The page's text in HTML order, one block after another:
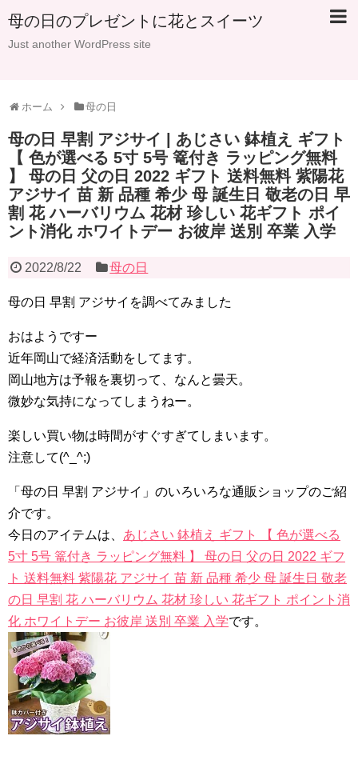
母の日のプレゼントに花とスイーツ
Just another WordPress site
ホーム 母の日
母の日 早割 アジサイ | あじさい 鉢植え ギフト
【 色が選べる 5寸 5号 篭付き ラッピング無料
】 母の日 父の日 2022 ギフト 送料無料 紫陽花
アジサイ 苗 新 品種 希少 母 誕生日 敬老の日 早
割 花 ハーバリウム 花材 珍しい 花ギフト ポイ
ント消化 ホワイトデー お彼岸 送別 卒業 入学
2022/8/22 母の日
母の日 早割 アジサイを調べてみました
おはようですー
近年岡山で経済活動をしてます。
岡山地方は予報を裏切って、なんと曇天。
微妙な気持になってしまうねー。
楽しい買い物は時間がすぐすぎてしまいます。
注意して(^_^;)
「母の日 早割 アジサイ」のいろいろな通販ショップのご紹
介です。
今日のアイテムは、 あじさい 鉢植え ギフト 【 色が選べる
5寸 5号 篭付き ラッピング無料 】 母の日 父の日 2022 ギフ
ト 送料無料 紫陽花 アジサイ 苗 新 品種 希少 母 誕生日 敬老
の日 早割 花 ハーバリウム 花材 珍しい 花ギフト ポイント消
化 ホワイトデー お彼岸 送別 卒業 入学です。